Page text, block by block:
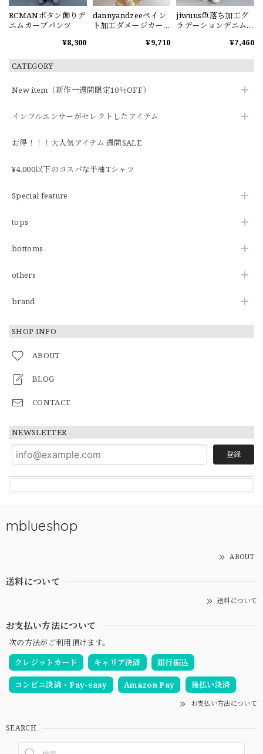
CATEGORY
New item（新作一週間限定10％OFF）
インフルエンサーがセレクトしたアイテム
お得！！！大人気アイテム 週間SALE
¥4,000以下のコスパな半袖Tシャツ
Special feature
tops
bottoms
others
brand
SHOP INFO
ABOUT
BLOG
CONTACT
NEWSLETTER
登録
RCMANボタン飾りデ
ニムカーブパンツ
¥8,300
dannyandzeeペイン
ト加工ダメージカー
¥9,710
jiwuus色落ち加工グ
ラデーションデニム
¥7,460
mblueshop
ABOUT
送料について
送料について
お支払い方法について
次の方法がご利用頂けます。
クレジットカード
キャリア決済 銀行振込
コンビニ決済・Pay-easy Amazon Pay 後払い決済
お支払い方法について
SEARCH